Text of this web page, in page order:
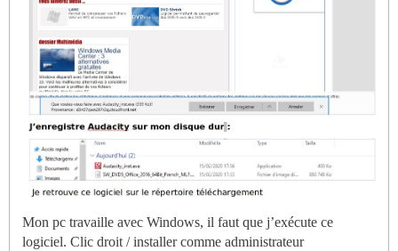
Mon pc travaille avec Windows, il faut que j’exécute ce
logiciel. Clic droit / installer comme administrateur